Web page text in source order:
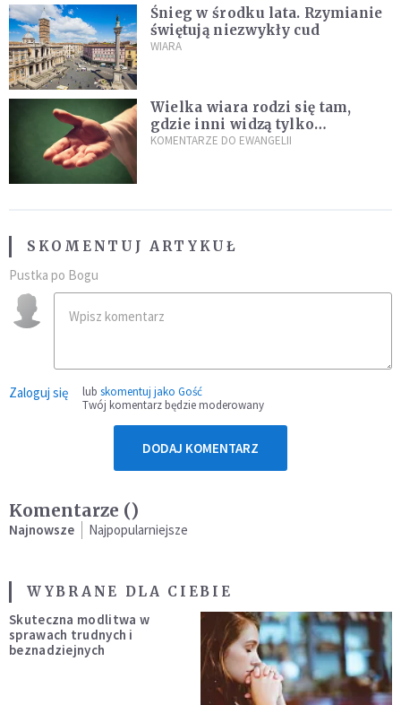
Śnieg w środku lata. Rzymianie
świętują niezwykły cud
WIARA
Wielka wiara rodzi się tam,
gdzie inni widzą tylko
przeszkody
KOMENTARZE DO EWANGELII
SKOMENTUJ ARTYKUŁ
Pustka po Bogu
Zaloguj się lub skomentuj jako Gość
Twój komentarz będzie moderowany
DODAJ KOMENTARZ
Komentarze ()
Najnowsze Najpopularniejsze
WYBRANE DLA CIEBIE
Skuteczna modlitwa w
sprawach trudnych i
beznadziejnych